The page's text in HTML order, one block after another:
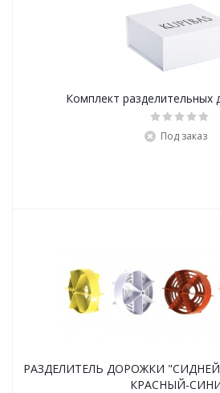
Комплект разделительных
Под заказ
РАЗДЕЛИТЕЛЬ ДОРОЖКИ
КРАСНЫЙ-